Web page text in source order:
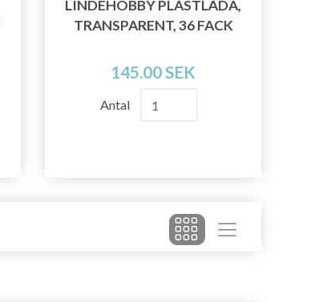
LINDEHOBBY PLASTLÅDA,
TRANSPARENT, 36 FACK
145.00 SEK
Antal